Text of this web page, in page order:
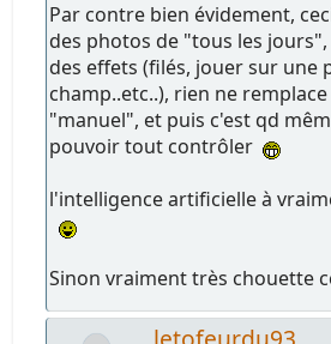
Par contre bien évidement,
des photos de "tous les
des effets (filés, jouer sur une
champ..etc..), rien ne
"manuel", et puis c'est qd
pouvoir tout contrôler
l'intelligence artificielle à
Sinon vraiment très chouette